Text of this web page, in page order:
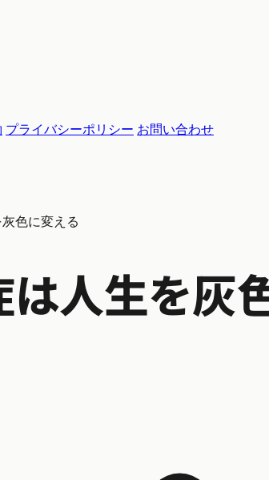
プライバシーポリシー お問い合わせ
色に変える
人生を灰